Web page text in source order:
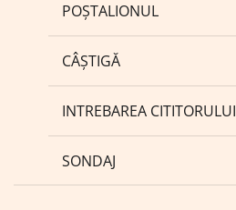
POȘTALIONUL
CÂȘTIGĂ
INTREBAREA CITITORULUI
SONDAJ